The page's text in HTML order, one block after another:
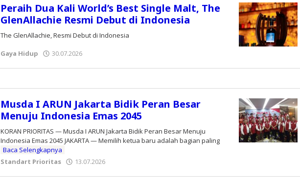
KORAN
PRIORITAS
Peraih Dua Kali World’s Best Single Malt, The
GlenAllachie Resmi Debut di Indonesia
The GlenAllachie, Resmi Debut di Indonesia
Gaya Hidup 30.07.2026
Musda I ARUN Jakarta Bidik Peran Besar
Menuju Indonesia Emas 2045
KORAN PRIORITAS — Musda I ARUN Jakarta Bidik Peran Besar Menuju
Indonesia Emas 2045 JAKARTA — Memilih ketua baru adalah bagian paling
Baca Selengkapnya
Standart Prioritas
13.07.2026